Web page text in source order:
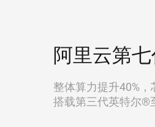
阿里云第
整体算力提升40%，
搭载第三代英特尔®